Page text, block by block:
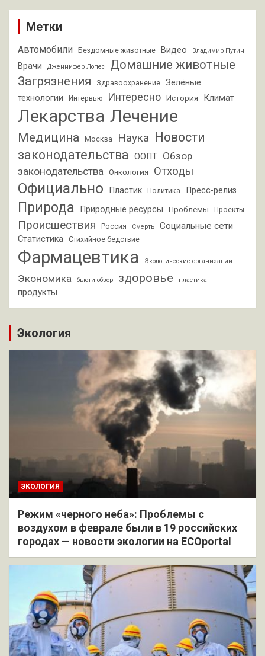
Метки
Автомобили Бездомные животные Видео Владимир Путин
Врачи Дженнифер Лопес
Домашние животные
Загрязнения
Здравоохранение
Зелёные
технологии
Интервью Интересно История Климат
Лекарства Лечение
Медицина Москва Наука
Новости
законодательства ООПТ Обзор
законодательства Онкология Отходы
Официально Пластик Политика Пресс-релиз
Природа Природные ресурсы Проблемы Проекты
Происшествия Россия Смерть Социальные сети
Статистика Стихийное бедствие
Фармацевтика Экологические организации
Экономика бьюти-обзор здоровье пластика
продукты
Экология
ЭКОЛОГИЯ
Режим «черного неба»: Проблемы с
воздухом в феврале были в 19 российских
городах — новости экологии на ECOportal